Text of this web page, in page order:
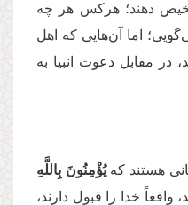
تشخیص دهند؛ هرکس هر چه
اما آن‌هایی که اهل
مقابل دعوت انبیا به
هستند کهيُؤْمِنُونَ بِاللَّهِ
واقعاً خدا را قبول دارند،